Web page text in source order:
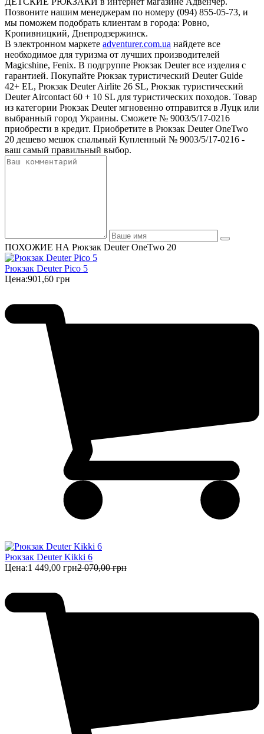
Позвоните нашим менеджерам по номеру (094) 855-05-73, и
мы поможем подобрать клиентам в города: Ровно,
Кропивницкий, Днепродзержинск.
В электронном маркете adventurer.com.ua найдете все
необходимое для туризма от лучших производителей
Magicshine, Fenix. В подгруппе Рюкзак Deuter все изделия с
гарантией. Покупайте Рюкзак туристический Deuter Guide
42+ EL, Рюкзак Deuter Airlite 26 SL, Рюкзак туристический
Deuter Aircontact 60 + 10 SL для туристических походов. Товар
из категории Рюкзак Deuter мгновенно отправится в Луцк или
выбранный город Украины. Сможете № 9003/5/17-0216
приобрести в кредит. Приобретите в Рюкзак Deuter OneTwo
20 дешево мешок спальный Купленный № 9003/5/17-0216 -
ваш самый правильный выбор.
ПОХОЖИЕ НА Рюкзак Deuter OneTwo 20
Рюкзак Deuter Pico 5
Цена:901,60 грн
Рюкзак Deuter Kikki 6
Цена:1 449,00 грн2 070,00 грн